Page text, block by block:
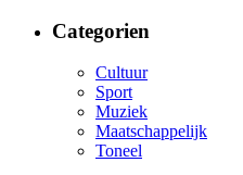
Categorien
Cultuur
Sport
Muziek
Maatschappelijk
Toneel